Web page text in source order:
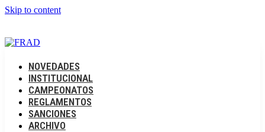
Skip to content
NOVEDADES
INSTITUCIONAL
CAMPEONATOS
REGLAMENTOS
SANCIONES
ARCHIVO